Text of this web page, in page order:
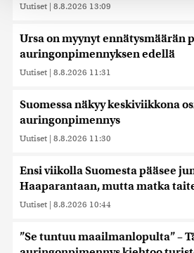
tukemiseen ja kävijämäärämme
alan kumppaneillemme tietoja siitä,
sivustoamme. Kumppanimme
tietoja muihin tietoihin, joita olet
saatetaan myös siirtää ulkomaille.
Uutiset | 8.8.2026 13:09
Ursa on myynyt ennätysmäärän
auringonpimennyksen edellä
Uutiset | 8.8.2026 11:31
Suomessa näkyy keskiviikkona
auringonpimennys
Uutiset | 8.8.2026 11:30
Ensi viikolla Suomesta pääsee
Haaparantaan, mutta matka
Uutiset | 8.8.2026 10:44
”Se tuntuu maailmanlopulta” –